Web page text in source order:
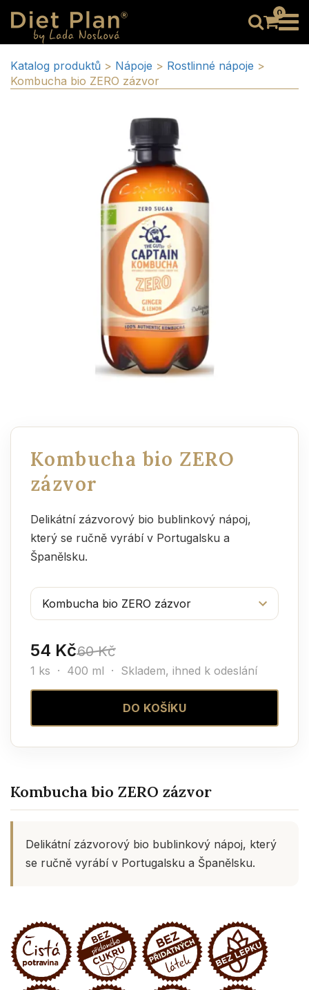
0
Katalog produktů > Nápoje > Rostlinné nápoje >
Kombucha bio ZERO zázvor
Kombucha bio ZERO
zázvor
Delikátní zázvorový bio bublinkový nápoj,
který se ručně vyrábí v Portugalsku a
Španělsku.
54 Kč60 Kč
1 ks · 400 ml · Skladem, ihned k odeslání
DO KOŠÍKU
Kombucha bio ZERO zázvor
Delikátní zázvorový bio bublinkový nápoj, který
se ručně vyrábí v Portugalsku a Španělsku.